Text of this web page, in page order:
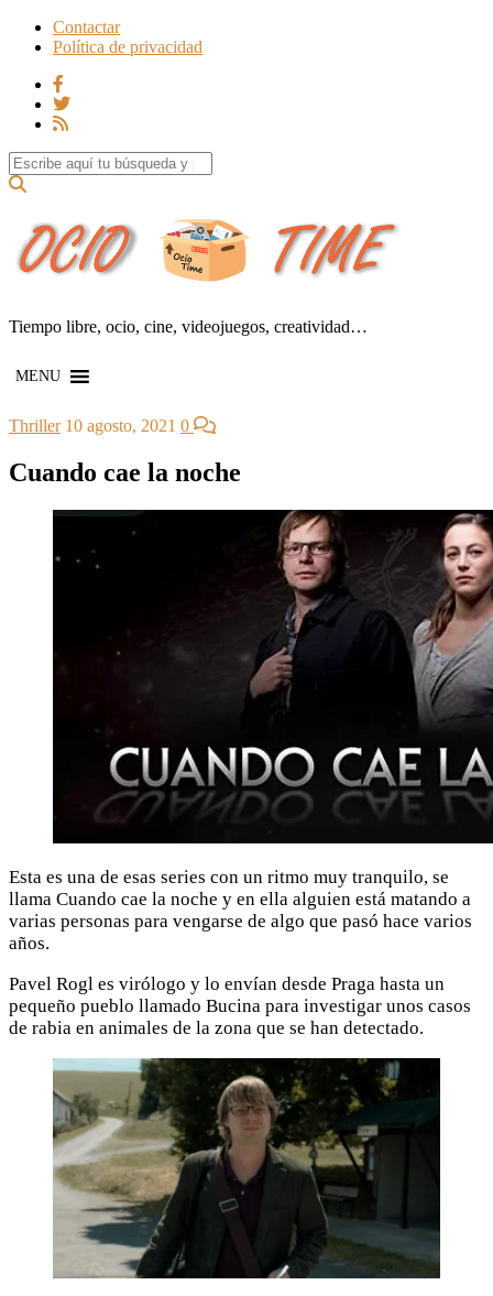
Contactar
Política de privacidad
Search for:
Tiempo libre, ocio, cine, videojuegos, creatividad…
MENU
Thriller 10 agosto, 2021 0
Cuando cae la noche
Esta es una de esas series con un ritmo muy tranquilo, se
llama Cuando cae la noche y en ella alguien está matando a
varias personas para vengarse de algo que pasó hace varios
años.
Pavel Rogl es virólogo y lo envían desde Praga hasta un
pequeño pueblo llamado Bucina para investigar unos casos
de rabia en animales de la zona que se han detectado.